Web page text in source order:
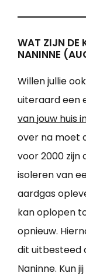
WAT ZIJN DE
NANINNE
Willen jullie
uiteraard een
van jouw huis
over na moet
voor 2000 zijn
isoleren van
aardgas
kan oplopen
opnieuw.
dit uitbesteed
Naninne. Kun